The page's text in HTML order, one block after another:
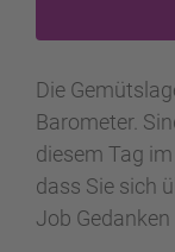
Die
Barometer.
diesem Tag
dass Sie sich
Job